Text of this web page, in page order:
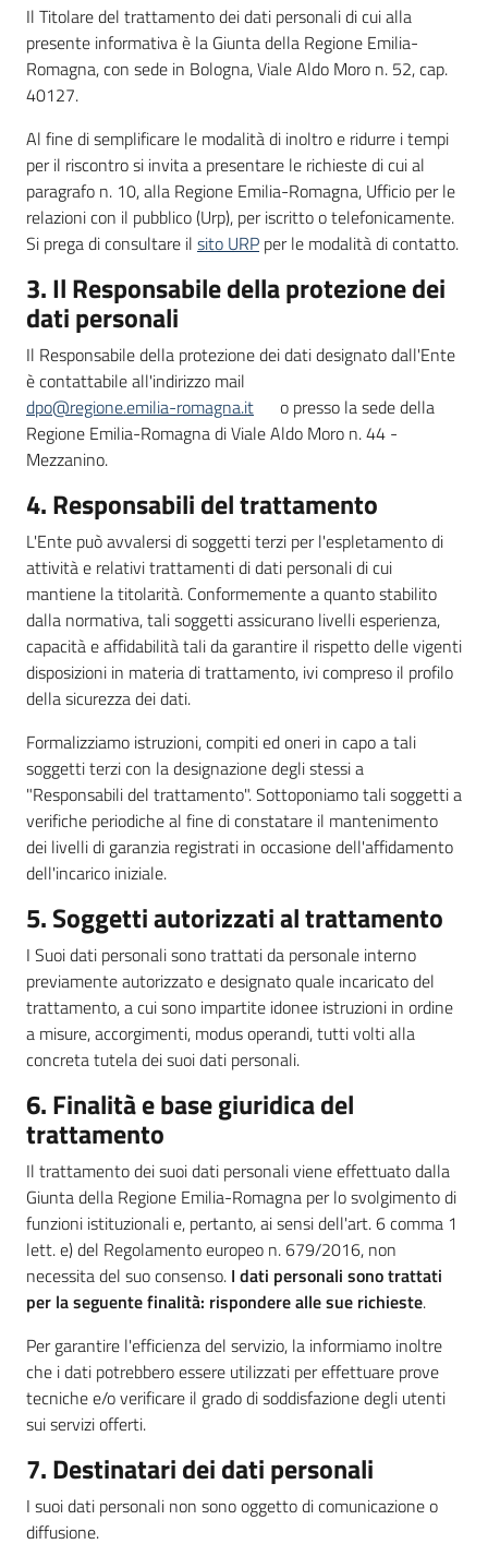
Il Titolare del trattamento dei dati personali di cui alla
presente informativa è la Giunta della Regione Emilia-
Romagna, con sede in Bologna, Viale Aldo Moro n. 52, cap.
40127.
Al fine di semplificare le modalità di inoltro e ridurre i tempi
per il riscontro si invita a presentare le richieste di cui al
paragrafo n. 10, alla Regione Emilia-Romagna, Ufficio per le
relazioni con il pubblico (Urp), per iscritto o telefonicamente.
Si prega di consultare il sito URP per le modalità di contatto.
3. Il Responsabile della protezione dei
dati personali
Il Responsabile della protezione dei dati designato dall'Ente
è contattabile all'indirizzo mail
dpo@regione.emilia-romagna.it
o presso la sede della
Regione Emilia-Romagna di Viale Aldo Moro n. 44 -
Mezzanino.
4. Responsabili del trattamento
L'Ente può avvalersi di soggetti terzi per l'espletamento di
attività e relativi trattamenti di dati personali di cui
mantiene la titolarità. Conformemente a quanto stabilito
dalla normativa, tali soggetti assicurano livelli esperienza,
capacità e affidabilità tali da garantire il rispetto delle vigenti
disposizioni in materia di trattamento, ivi compreso il profilo
della sicurezza dei dati.
Formalizziamo istruzioni, compiti ed oneri in capo a tali
soggetti terzi con la designazione degli stessi a
"Responsabili del trattamento". Sottoponiamo tali soggetti a
verifiche periodiche al fine di constatare il mantenimento
dei livelli di garanzia registrati in occasione dell'affidamento
dell'incarico iniziale.
5. Soggetti autorizzati al trattamento
I Suoi dati personali sono trattati da personale interno
previamente autorizzato e designato quale incaricato del
trattamento, a cui sono impartite idonee istruzioni in ordine
a misure, accorgimenti, modus operandi, tutti volti alla
concreta tutela dei suoi dati personali.
6. Finalità e base giuridica del
trattamento
Il trattamento dei suoi dati personali viene effettuato dalla
Giunta della Regione Emilia-Romagna per lo svolgimento di
funzioni istituzionali e, pertanto, ai sensi dell'art. 6 comma 1
lett. e) del Regolamento europeo n. 679/2016, non
necessita del suo consenso. I dati personali sono trattati
per la seguente finalità: rispondere alle sue richieste.
Per garantire l'efficienza del servizio, la informiamo inoltre
che i dati potrebbero essere utilizzati per effettuare prove
tecniche e/o verificare il grado di soddisfazione degli utenti
sui servizi offerti.
7. Destinatari dei dati personali
I suoi dati personali non sono oggetto di comunicazione o
diffusione.